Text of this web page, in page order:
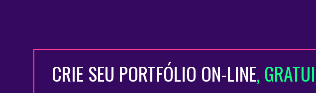
CRIE SEU PORTFÓLIO ON-LINE,